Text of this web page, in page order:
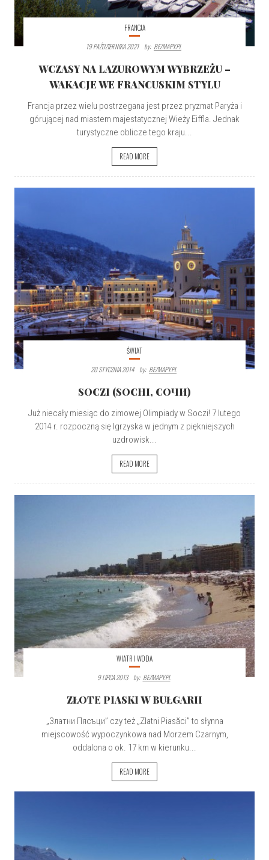
FRANCJA
19 PAŹDZIERNIKA 2021
By: BEZMAPY.PL
WCZASY NA LAZUROWYM WYBRZEŻU –
WAKACJE WE FRANCUSKIM STYLU
Francja przez wielu postrzegana jest przez pryzmat Paryża i
górującej nad miastem majestatycznej Wieży Eiffla. Jednak
turystyczne oblicze tego kraju...
READ MORE
ŚWIAT
20 STYCZNIA 2014 By: BEZMAPY.PL
SOCZI (SOCHI, СОЧИ)
Już niecały miesiąc do zimowej Olimpiady w Soczi! 7 lutego
2014 r. rozpoczną się Igrzyska w jednym z piękniejszych
uzdrowisk...
READ MORE
WIATR I WODA
9 LIPCA 2013
By: BEZMAPY.PL
ZŁOTE PIASKI W BUŁGARII
„Златни Пясъци” czy też „Zlatni Piasăci” to słynna
miejscowość wypoczynkowa nad Morzem Czarnym,
oddalona o ok. 17 km w kierunku...
READ MORE